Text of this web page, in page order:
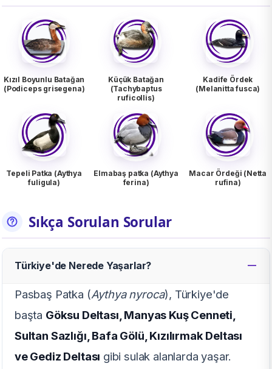
Kızıl Boyunlu Batağan
(Podiceps grisegena)
Küçük Batağan
(Tachybaptus
ruficollis)
Kadife Ördek
(Melanitta fusca)
Tepeli Patka (Aythya
fuligula)
Elmabaş patka (Aythya
ferina)
Macar Ördeği (Netta
rufina)
Sıkça Sorulan Sorular
Türkiye'de Nerede Yaşarlar?
Pasbaş Patka (Aythya nyroca), Türkiye'de
başta Göksu Deltası, Manyas Kuş Cenneti,
Sultan Sazlığı, Bafa Gölü, Kızılırmak Deltası
ve Gediz Deltası gibi sulak alanlarda yaşar.